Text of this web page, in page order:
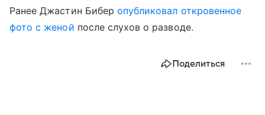
Ранее Джастин Бибер опубликовал откровенное
фото с женой после слухов о разводе.
Поделиться